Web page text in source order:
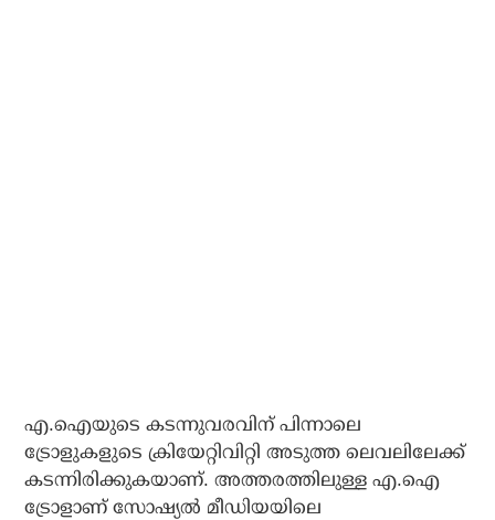
എ.ഐയുടെ കടന്നുവരവിന് പിന്നാലെ
ട്രോളുകളുടെ ക്രിയേറ്റിവിറ്റി അടുത്ത ലെവലിലേക്ക്
കടന്നിരിക്കുകയാണ്. അത്തരത്തിലുള്ള എ.ഐ
ട്രോളാണ് സോഷ്യല്‍ മീഡിയയിലെ